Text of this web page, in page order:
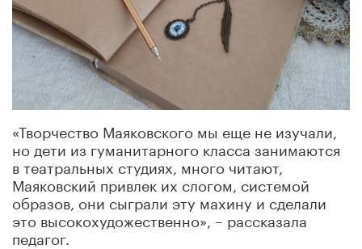
«Творчество Маяковского мы еще не изучали,
но дети из гуманитарного класса занимаются
в театральных студиях, много читают,
Маяковский привлек их слогом, системой
образов, они сыграли эту махину и сделали
это высокохудожественно», – рассказала
педагог.